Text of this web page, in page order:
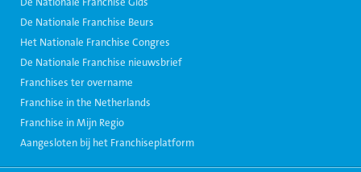
De Nationale Franchise Beurs
Het Nationale Franchise Congres
De Nationale Franchise nieuwsbrief
Franchises ter overname
Franchise in the Netherlands
Franchise in Mijn Regio
Aangesloten bij het Franchiseplatform